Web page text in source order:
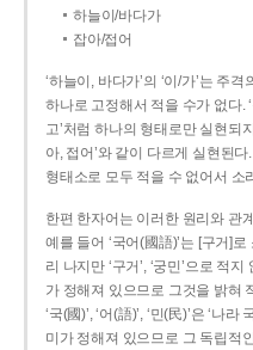
하늘이/바다가
잡아/접어
‘하늘이, 바다가’의 ‘이/가’는 주
하나로 고정해서 적을 수가 없다. ‘
고’처럼 하나의 형태로만 실현되
아, 접어’와 같이 다르게 실현된
형태소로 모두 적을 수 없어서 소
한편 한자어는 이러한 원리와 관
예를 들어 ‘국어(國語)’는 [구거]
리 나지만 ‘구거’, ‘궁민’으로 적
가 정해져 있으므로 그것을 밝혀
‘국(國)’, ‘어(語)’, ‘민(民)’은 ‘나라
미가 정해져 있으므로 그 독립적